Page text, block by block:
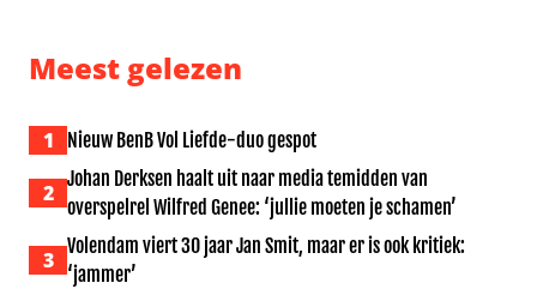
Meest gelezen
1 Nieuw BenB Vol Liefde-duo gespot
2
Johan Derksen haalt uit naar media temidden van
overspelrel Wilfred Genee: ‘jullie moeten je schamen’
3
Volendam viert 30 jaar Jan Smit, maar er is ook kritiek:
‘jammer’